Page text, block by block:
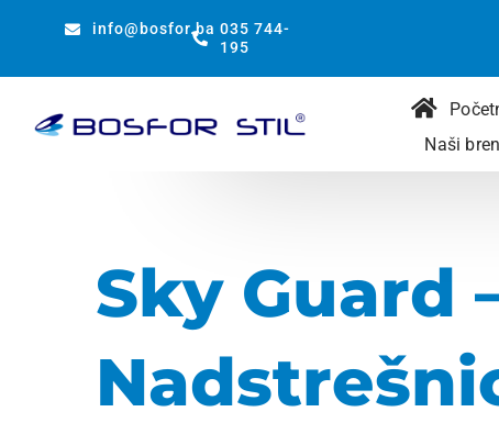
info@bosfor.ba 035 744-
195
Naši
Sky Guard